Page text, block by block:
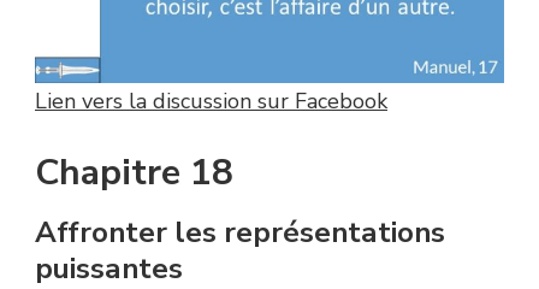
Lien vers la discussion sur Facebook
Chapitre 18
Affronter les représentations
puissantes